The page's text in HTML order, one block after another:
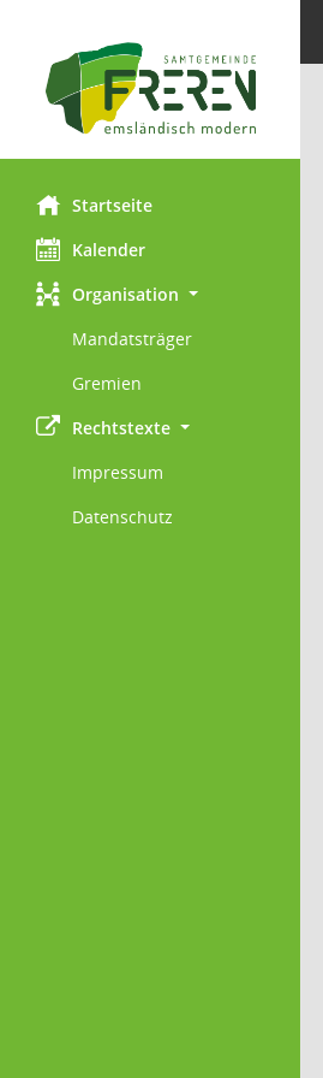
Startseite
Kalender
Organisation
Mandatsträger
Gremien
Rechtstexte
Impressum
Datenschutz